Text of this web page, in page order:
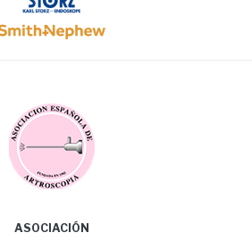
Image
ASOCIACIÓN